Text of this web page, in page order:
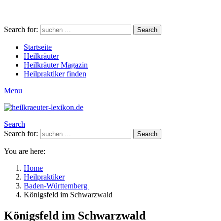
Search for: Search
Startseite
Heilkräuter
Heilkräuter Magazin
Heilpraktiker finden
Menu
Search
Search for:
Search
You are here:
Home
Heilpraktiker
Baden-Württemberg
Königsfeld im Schwarzwald
Königsfeld im Schwarzwald